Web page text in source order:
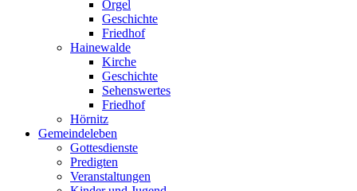
Orgel
Geschichte
Friedhof
Hainewalde
Kirche
Geschichte
Sehenswertes
Friedhof
Hörnitz
Gemeindeleben
Gottesdienste
Predigten
Veranstaltungen